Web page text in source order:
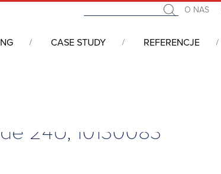
O NAS
CASE STUDY REFERENCJE
24U, 10130083